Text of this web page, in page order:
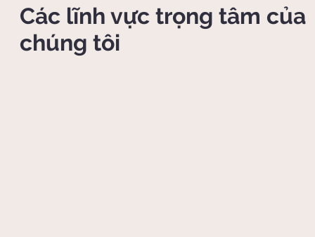
Các lĩnh vực trọng tâm của
chúng tôi